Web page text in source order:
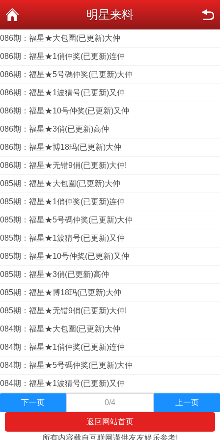
明星来料
086期：福星★大包圍(已更新)大仲
086期：福星★1俏仲奖(已更新)连仲
086期：福星★5号碼仲奖(已更新)大仲
086期：福星★1波猜号(已更新)又仲
086期：福星★10号仲奖(已更新)又仲
086期：福星★3俏(已更新)高仲
086期：福星★博18玛(已更新)大仲
086期：福星★无错9俏(已更新)大仲!
085期：福星★大包圍(已更新)大仲
085期：福星★1俏仲奖(已更新)连仲
085期：福星★5号碼仲奖(已更新)大仲
085期：福星★1波猜号(已更新)又仲
085期：福星★10号仲奖(已更新)又仲
085期：福星★3俏(已更新)高仲
085期：福星★博18玛(已更新)大仲
085期：福星★无错9俏(已更新)大仲!
084期：福星★大包圍(已更新)大仲
084期：福星★1俏仲奖(已更新)连仲
084期：福星★5号碼仲奖(已更新)大仲
084期：福星★1波猜号(已更新)又仲
下一页 0/4 上一页
返回网站首页
所有内容载自互联网谨供友友娱乐参考!